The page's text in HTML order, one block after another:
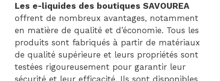
Les e-liquides des boutiques SAVOUREA
offrent de nombreux avantages, notamment
en matière de qualité et d’économie. Tous les
produits sont fabriqués à partir de matériaux
de qualité supérieure et leurs propriétés sont
testées rigoureusement pour garantir leur
sécurité et leur efficacité. Ils sont disponibles